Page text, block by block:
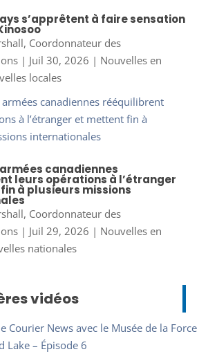
s’apprêtent à faire sensation
Coordonnateur des
| Juil 30, 2026 | Nouvelles en
locales
canadiennes
leurs opérations à l’étranger
à plusieurs missions
Coordonnateur des
| Juil 29, 2026 | Nouvelles en
nationales
vidéos